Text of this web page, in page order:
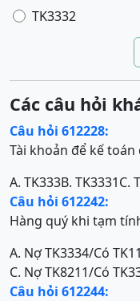
TK3332
Các câu hỏi
Câu hỏi 612228:
Tài khoản để kế
A. TK333B. TK3331C.
Câu hỏi 612242:
Hàng quý khi tạm
A. Nợ TK3334/Có
C. Nợ TK8211/Có
Câu hỏi 612244: